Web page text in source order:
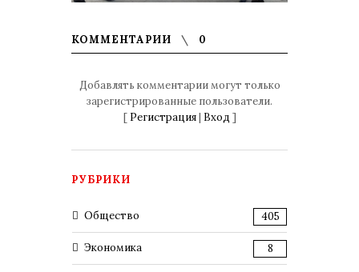
КОММЕНТАРИИ 0
Добавлять комментарии могут только
зарегистрированные пользователи.
[ Регистрация| Вход ]
РУБРИКИ
Общество 405
Экономика 8